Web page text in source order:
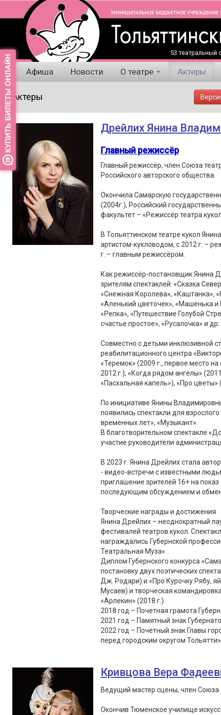
53 театральный
Афиша Новости О театре Актеры
Актеры
Дрейлих Янина
Главный режиссёр
Главный режиссёр, член Союза
Российского авторского общества.
Окончила Самарскую
(2004г.), Российский
факультет – «Режиссёр театра
В Тольяттинском театре кукол
артистом-кукловодом, с 2012 г. –
г. – главным режиссёром.
Как режиссёр-постановщик Янина
зрителям спектаклей: «Сказка
«Снежная Королева», «Каштанка»,
«Аленький цветочек», «Машенька
«Репка», «Путешествие Голубой
счастье простое», «Русалочка» и др.
Совместно с детьми инклюзивной
реабилитационного центра
«Теремок» (2009 г., первое место
2012 г.), «Когда рядом ангелы»
«Пасхальная капель»), «Про цветы»
По инициативе Янины
появились спектакли для
временных лет», «Музыкант».
В благотворительном спектакле
участие руководители
В 2023 г. Янина Дрейлих стала
- видео-встречи с известными
приглашение зрителей 16+ на
последующим обсуждением и
Творческие награды и достижения
Янина Дрейлих – неоднократный
фестивалей театров кукол.
награждались Губернской
Театральная Муза».
Диплом Губернского конкурса
постановку двух поэтических
Дж. Родари) и «Про Курочку Рябу,
Мусаев) и творческая
«Арлекин» (2018 г.).
2018 год – Почетная грамота
2021 год – Памятный знак
2022 год – Почетный знак Главы
перед городским округом
Кривцова Вера
Ведущий мастер сцены, член Союза
Окончив Тюменское училище